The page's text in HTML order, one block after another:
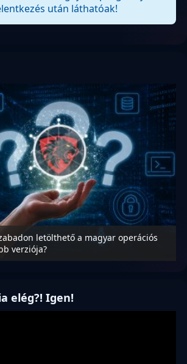
után láthatóak!
letölthető a magyar operációs
verziója?
elég?! Igen!